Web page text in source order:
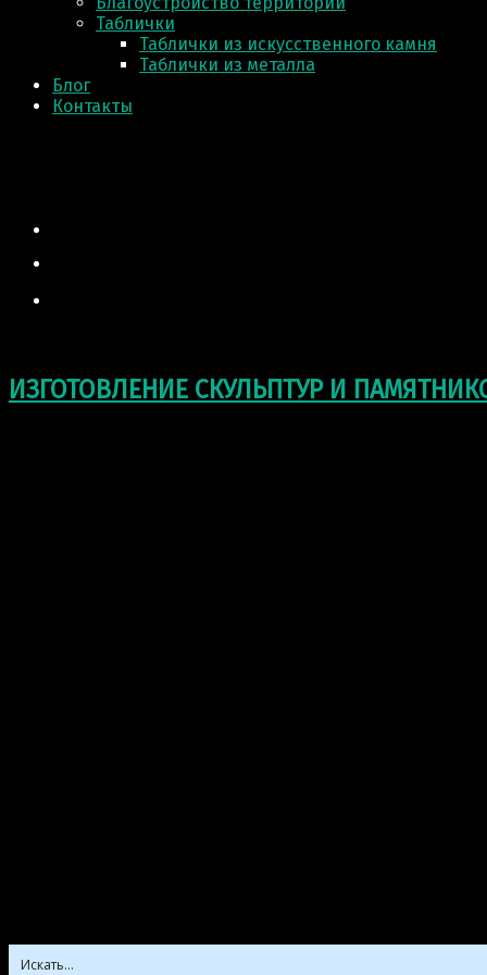
Таблички
Таблички из искусственного камня
Таблички из металла
Блог
Контакты
ИЗГОТОВЛЕНИЕ СКУЛЬПТУР И